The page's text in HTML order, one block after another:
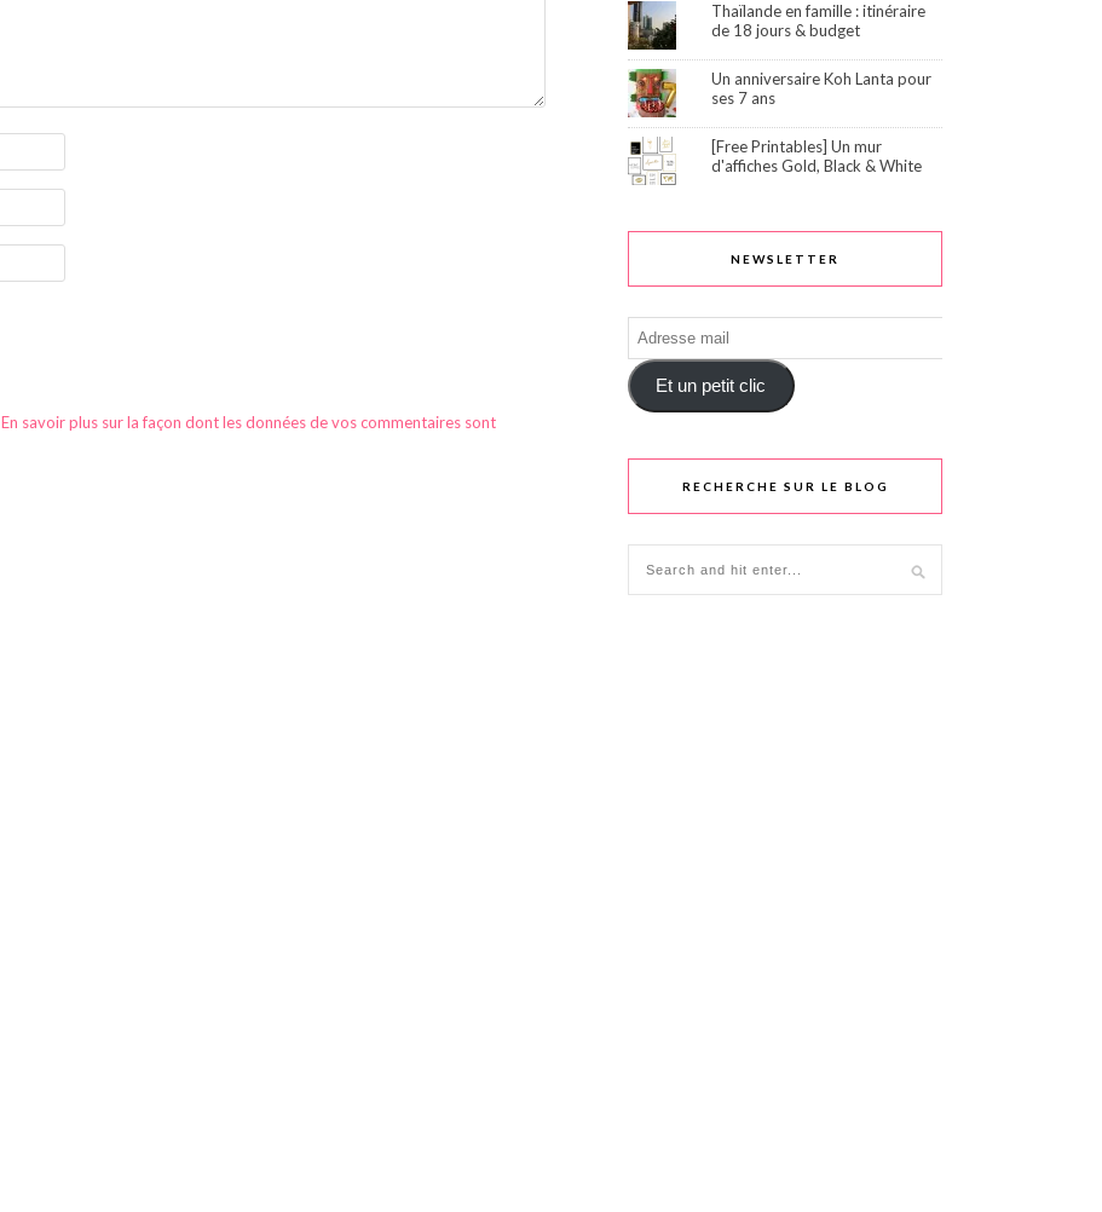
En savoir plus sur la façon dont les données de vos commentaires sont
Thaïlande en famille : itinéraire
de 18 jours & budget
Un anniversaire Koh Lanta pour
ses 7 ans
[Free Printables] Un mur
d'affiches Gold, Black & White
NEWSLETTER
Adresse
mail
Et un petit clic
RECHERCHE SUR LE BLOG